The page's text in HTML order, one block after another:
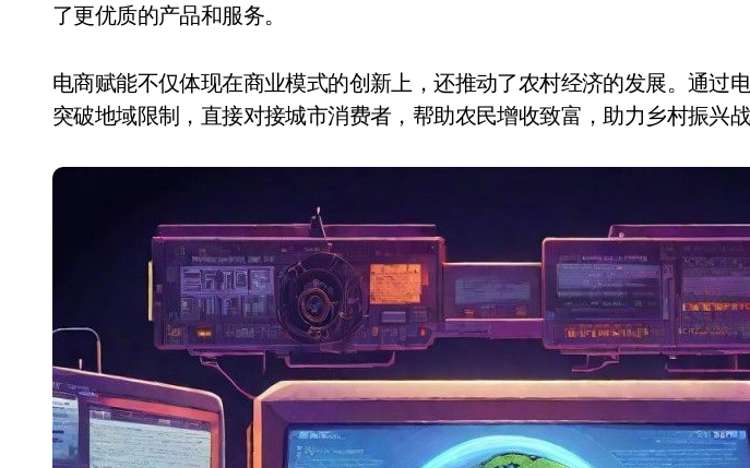
了更优质的产品和服务。
电商赋能不仅体现在商业模式的创新上，还推动了农村经济的发展。通过
突破地域限制，直接对接城市消费者，帮助农民增收致富，助力乡村振兴战